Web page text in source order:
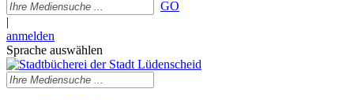
GO
|
anmelden
Sprache auswählen